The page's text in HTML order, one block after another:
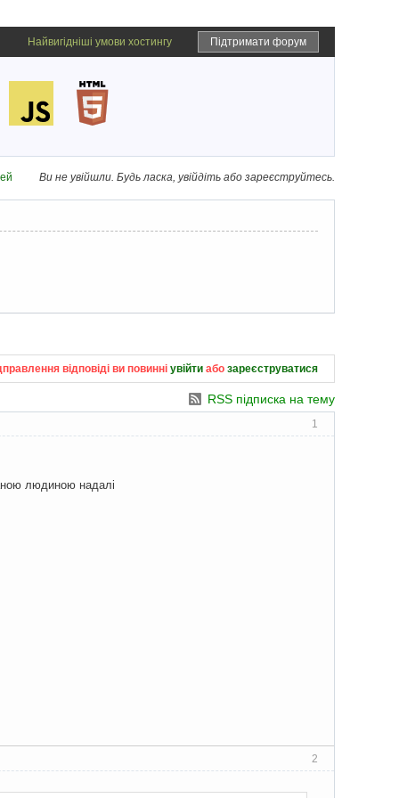
Підтримати форум
Найвигідніші умови хостингу
Ви не увійшли. Будь ласка, увійдіть або зареєструйтесь.
відповіді ви повинні увійти або зареєструватися
RSS підписка на тему
1
людиною надалі
2